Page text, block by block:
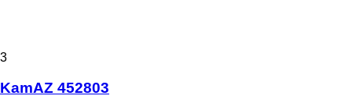
3
KamAZ 452803